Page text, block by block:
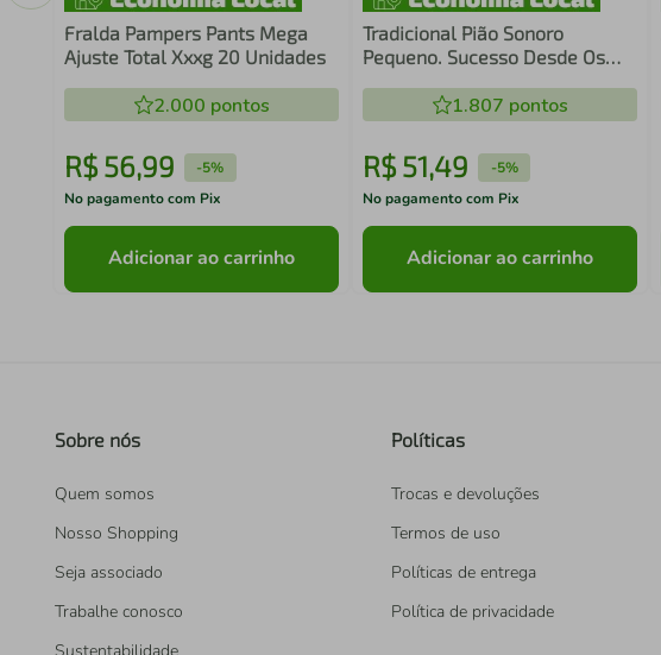
Fralda Pampers Pants Mega
Ajuste Total Xxxg 20 Unidades
2.000 pontos
R$ 56,99 -5%
No pagamento com Pix
Adicionar ao carrinho
Tradicional Pião Sonoro
Pequeno. Sucesso Desde Os
1.807 pontos
R$ 51,49 -5%
No pagamento com Pix
Adicionar ao carrinho
Sobre nós
Quem somos
Nosso Shopping
Seja associado
Trabalhe conosco
Políticas
Trocas e devoluções
Termos de uso
Políticas de entrega
Política de privacidade